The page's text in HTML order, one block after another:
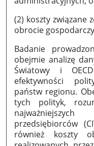
(2) koszty związane
obrocie
Badanie
obejmie analizę
Światowy i
efektywności
państw regionu.
tych polityk,
przedsiębiorców
również koszty